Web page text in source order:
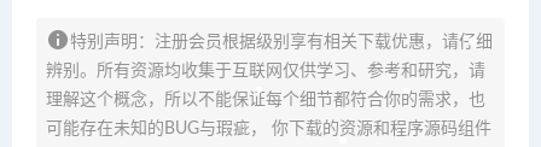
特别声明：注册会员根据级别享有相关下载优惠，请仔细
辨别。所有资源均收集于互联网仅供学习、参考和研究，请
理解这个概念，所以不能保证每个细节都符合你的需求，也
可能存在未知的BUG与瑕疵， 你下载的资源和程序源码组件